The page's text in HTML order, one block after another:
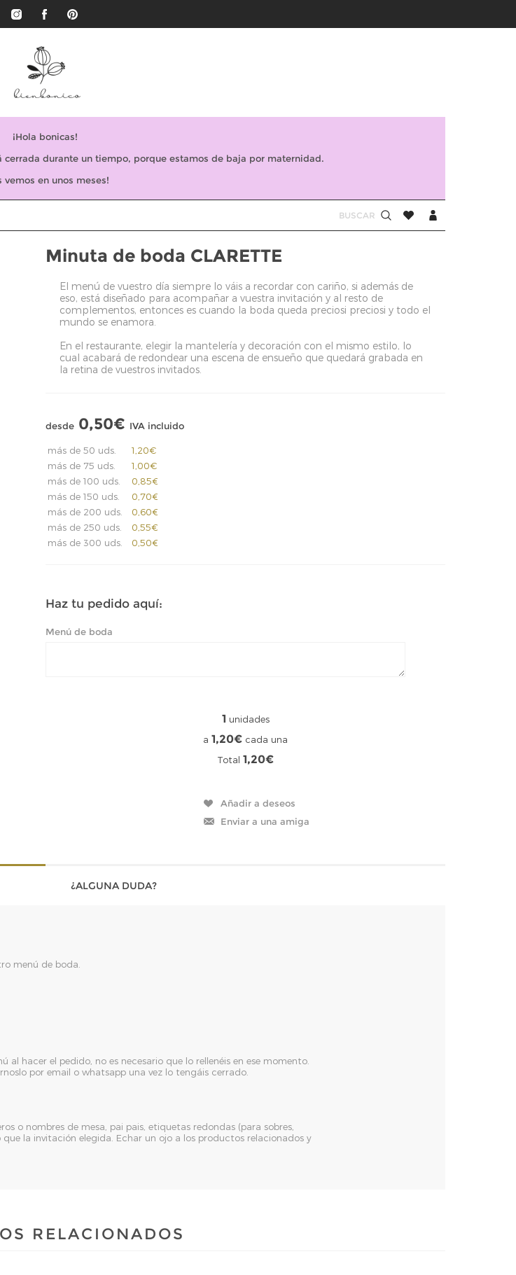
¡Hola bonicas!
durante un tiempo, porque estamos de baja por maternidad.
vemos en unos meses!
Minuta de boda CLARETTE
El menú de vuestro día siempre lo váis a recordar con cariño, si además de
eso, está diseñado para acompañar a vuestra invitación y al resto de
complementos, entonces es cuando la boda queda preciosi preciosi y todo el
mundo se enamora.
En el restaurante, elegir la mantelería y decoración con el mismo estilo, lo
cual acabará de redondear una escena de ensueño que quedará grabada en
la retina de vuestros invitados.
desde 0,50€ IVA incluido
más de 50 uds.
más de 75 uds.
más de 100 uds.
más de 150 uds.
más de 200 uds.
más de 250 uds.
más de 300 uds.
1,20€
1,00€
0,85€
0,70€
0,60€
0,55€
0,50€
Haz tu pedido aquí:
Menú de boda
1 unidades
a1,20€ cada una
Total1,20€
¿ALGUNA DUDA?
menú de boda.
al hacer el pedido, no es necesario que lo rellenéis en ese momento.
por email o whatsapp una vez lo tengáis cerrado.
o nombres de mesa, pai pais, etiquetas redondas (para sobres,
la invitación elegida. Echar un ojo a los productos relacionados y
RELACIONADOS